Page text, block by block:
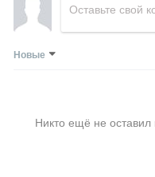
Новые
Никто ещё не